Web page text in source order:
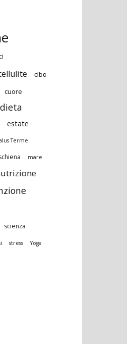
cibo
cuore
dieta
estate
Terme
mare
scienza
stress Yoga